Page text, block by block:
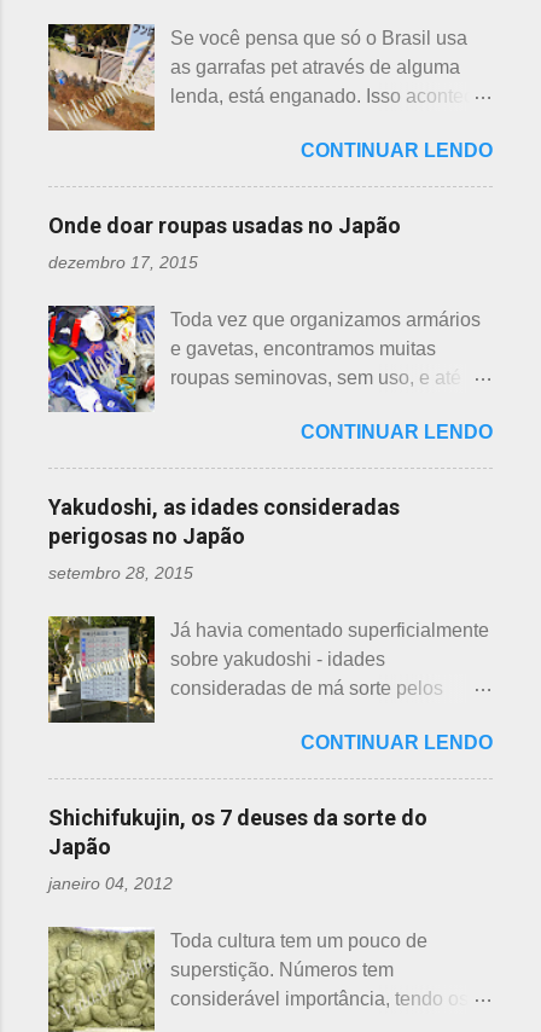
aranha suspensa por um fio de seda
da teia. A aranha fez Sei lembrar da
mãe - pequena e indefesa - e
imediatamente levou a cobra para
bem longe com seu ancinho. A
percebeu, pois além da aranha ser
pequena, ele havia...
hasu, em japonês. Basta dar uma
olhada nas flores para perceber as
grandes diferenças e, para isso, vou
flores de lotus são grandes, que
brotam de hastes compridas e em
apenas 3 cores, branca, creme e
largas e cor única: verde. As folhas
crescem para o alto, em hastes
longas. As raízes são comestíveis,
produzindo o renkon. Detalhei sobre
flor de lotus, na postagem anterior
e imagens de uma pla...
Se você pensa que só o Brasil usa
as garrafas pet através de alguma
lenda, está enganado. Isso acontece
inclusive no Japão. Este assunto é
mais uma das postagens que estava
em rascunho por alguns anos, desde
que passei por estas casas e
descobri pra que serviam essas
acabou esquecido, até que postei
sobre esses baldes de água
dispostos em alguns bairros de
Arashiyama, em Kyoto, inclusive nos
jardins do Heian Jinja. Esses baldes
com água, escritos 消火用, ou Shōka-
yō, balde para combate a incêndios,
incêndios, para que não se
propaguem. A colocação dos baldes
depende de cada associação de
bairro, não sendo, portanto,
obrigatória, e visto em pouquíssimas
uma opinião, não consultei ninguém
para atender aos nossos insti...
CONTINUAR LENDO
Onde doar roupas usadas no Japão
dezembro 17, 2015
Toda vez que organizamos armários
e gavetas, encontramos muitas
roupas seminovas, sem uso, e até
Roupas de crianças, em perfeito
estado, que não servem mais, peças
novas, semi novas, de pouco uso. O
que fazer com elas? No Japão,
deparamos com este problema: a
quem doar. Existem lojas que
acessórios usados, mas nem sempre
tem interesse nas peças, além do
baixo preço oferecido. Doar dá uma
vender a preço baixo. O Japão é um
país que recicla há muitos anos e
leva muito a sério. Em cidades como
panos de limpeza ou enviadas aos
países pobres. Campanhas ou
grupos de ajuda solicitando roupas
usadas aparecem vez ou outra em
CONTINUAR LENDO
Yakudoshi, as idades consideradas
perigosas no Japão
setembro 28, 2015
Já havia comentado superficialmente
sobre yakudoshi - idades
consideradas de má sorte pelos
nesta >>> postagem e não havia
feito uma exclusiva sobre o assunto,
até porque existem toneladas de
informações pela net. No entanto, a
puxei um antigo rascunho do fundo
idades perigosas, antiga crença com
origem no período Heian. Uma
superstição baseada em trocadilhos,
CONTINUAR LENDO
Shichifukujin, os 7 deuses da sorte do
Japão
janeiro 04, 2012
Toda cultura tem um pouco de
superstição. Números tem
considerável importância, tendo os